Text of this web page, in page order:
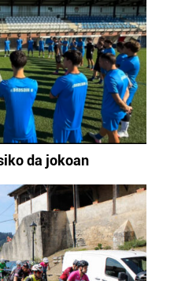
da jokoan